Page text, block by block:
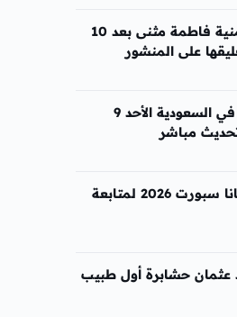
انفصال الفنانة اليمنية فاطمة مثنى بعد 10
على المنشور
أسعار الذهب اليوم في السعودية الأحد 9
اضبط الآن تردد روتانا سبورت 2026 لمتابعة
عثمان حشابرة أول طبيب